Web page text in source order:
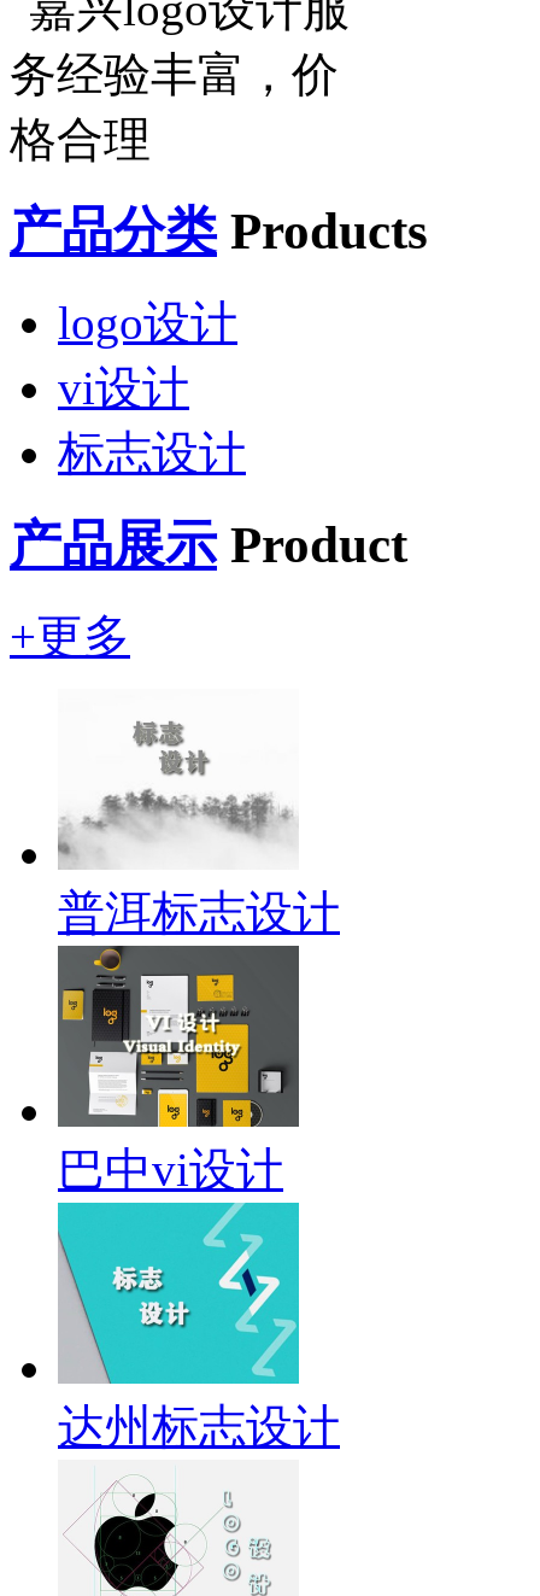
产品分类Products
logo设计
vi设计
标志设计
产品展示Product
+更多
普洱标志设计
巴中vi设计
达州标志设计